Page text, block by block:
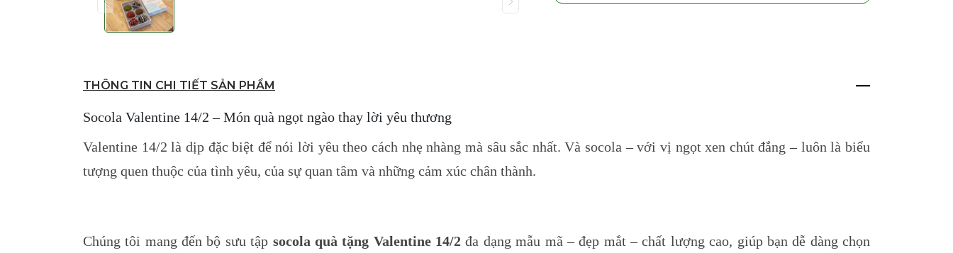
THÔNG TIN CHI TIẾT SẢN PHẨM
Socola Valentine 14/2 – Món quà ngọt ngào thay lời yêu thương
Valentine 14/2 là dịp đặc biệt để nói lời yêu theo cách nhẹ nhàng mà sâu sắc nhất. Và socola – với vị ngọt xen chút đắng – luôn là biểu
tượng quen thuộc của tình yêu, của sự quan tâm và những cảm xúc chân thành.
Chúng tôi mang đến bộ sưu tập socola quà tặng Valentine 14/2 đa dạng mẫu mã – đẹp mắt – chất lượng cao, giúp bạn dễ dàng chọn